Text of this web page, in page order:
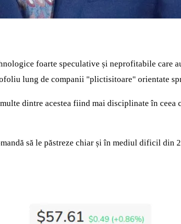
foarte speculative și neprofitabile care
lung de companii "plictisitoare" orientate
dintre acestea fiind mai disciplinate în ceea
să le păstreze chiar și în mediul dificil din